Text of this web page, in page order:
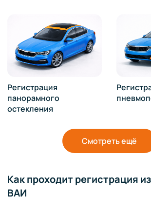
Регистрация
панорамного
остекления
Смотреть ещё
Как проходит регистрация
ВАИ